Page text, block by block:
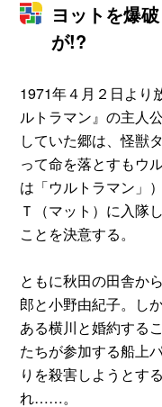
ヨットを爆
が!?
1971年４月２日より
ルトラマン』の主人
していた郷は、怪獣
って命を落とすもウ
は「ウルトラマン」
Ｔ（マット）に入隊
ことを決意する。
ともに秋田の田舎か
郎と小野由紀子。し
ある横川と婚約する
たちが参加する船上
りを殺害しようとす
れ……。